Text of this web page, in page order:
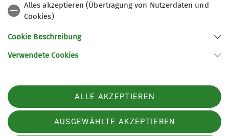
77654 Offenburg
Telefon +497819709190
Alles akzeptieren (Übertragung von Nutzerdaten und
Cookies)
Cookie Beschreibung
Verwendete Cookies
ALLE AKZEPTIEREN
AUSGEWÄHLTE AKZEPTIEREN